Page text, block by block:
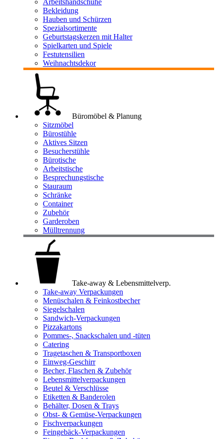
Arbeitshandschuhe
Bekleidung
Hauben und Schürzen
Spezialsortimente
Geburtstagskerzen mit Halter
Spielkarten und Spiele
Festutensilien
Weihnachtsdekor
Büromöbel & Planung
Sitzmöbel
Bürostühle
Aktives Sitzen
Besucherstühle
Bürotische
Arbeitstische
Besprechungstische
Stauraum
Schränke
Container
Zubehör
Garderoben
Mülltrennung
Take-away & Lebensmittelverp.
Take-away Verpackungen
Menüschalen & Feinkostbecher
Siegelschalen
Sandwich-Verpackungen
Pizzakartons
Pommes-, Snackschalen und -tüten
Catering
Tragetaschen & Transportboxen
Einweg-Geschirr
Becher, Flaschen & Zubehör
Lebensmittelverpackungen
Beutel & Verschlüsse
Etiketten & Banderolen
Behälter, Dosen & Trays
Obst- & Gemüse-Verpackungen
Fischverpackungen
Feingebäck-Verpackungen